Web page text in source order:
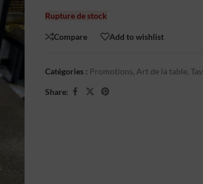
Rupture de stock
Compare Add to wishlist
Catégories : Promotions, Art de la table,
Share: